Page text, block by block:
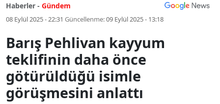
Haberler - Gündem
08 Eylül 2025 - 22:31 Güncellenme:09 Eylül 2025 - 13:18
Barış Pehlivan kayyum
teklifinin daha önce
götürüldüğü isimle
görüşmesini anlattı